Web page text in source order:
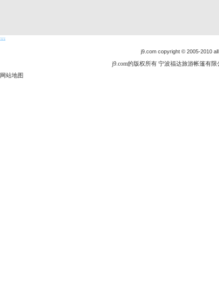
j9.com copyright © 2005-2010
j9.com的版权所有 宁波福达旅游帐篷有
网站地图